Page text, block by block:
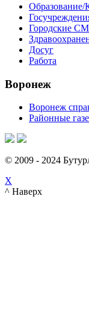
Образование/
Городские
Досуг
Работа
Воронеж
Воронеж
Районные
© 2009 - 2024
X
^ Наверх